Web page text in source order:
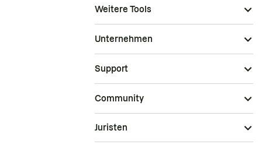
Weitere Tools
Unternehmen
Support
Community
Juristen